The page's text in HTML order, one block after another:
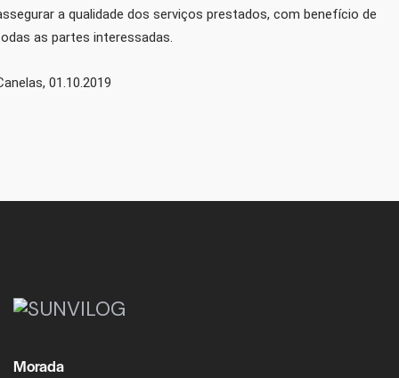
a qualidade dos serviços prestados, com benefício de
as partes interessadas.
01.10.2019
Morada